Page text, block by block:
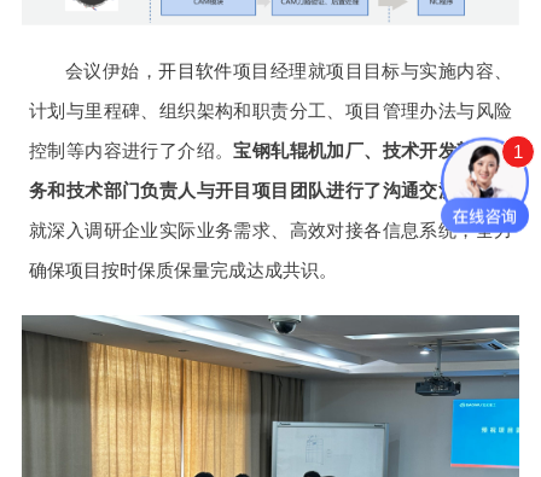
会议伊始，开目软件项目经理就项目目标与实施内容、
计划与里程碑、组织架构和职责分工、项目管理办法与风险
控制等内容进行了介绍。宝钢轧辊机加厂、技术开发部等业
务和技术部门负责人与开目项目团队进行了沟通交流
，双方
就深入调研企业实际业务需求、高效对接各信息系统，全力
确保项目按时保质保量完成达成共识。
1